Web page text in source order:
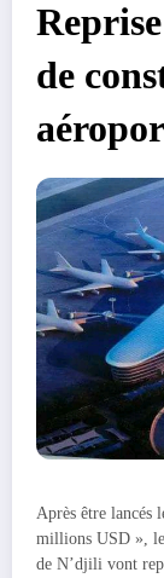
de
Après être lancés
millions USD »,
de N’djili vont